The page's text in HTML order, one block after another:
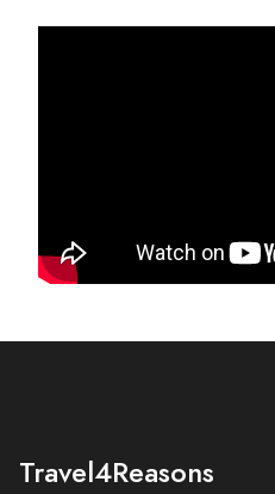
Travel4Reasons